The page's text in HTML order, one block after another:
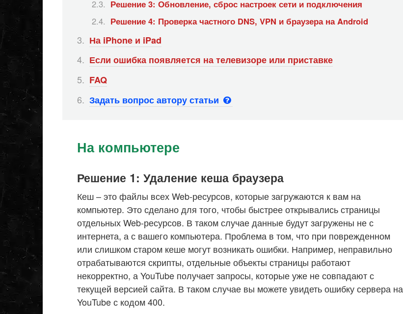
Решение 3: Обновление, сброс настроек сети и подключения
Решение 4: Проверка частного DNS, VPN и браузера на Android
На iPhone и iPad
Если ошибка появляется на телевизоре или приставке
FAQ
Задать вопрос автору статьи
На компьютере
Решение 1: Удаление кеша браузера
Кеш – это файлы всех Web-ресурсов, которые загружаются к вам на
компьютер. Это сделано для того, чтобы быстрее открывались страницы
отдельных Web-ресурсов. В таком случае данные будут загружены не с
интернета, а с вашего компьютера. Проблема в том, что при поврежденном
или слишком старом кеше могут возникать ошибки. Например, неправильно
отрабатываются скрипты, отдельные объекты страницы работают
некорректно, а YouTube получает запросы, которые уже не совпадают с
текущей версией сайта. В таком случае вы можете увидеть ошибку сервера на
YouTube с кодом 400.